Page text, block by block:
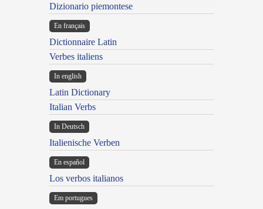
Dizionario piemontese
En français
Dictionnaire Latin
Verbes italiens
In english
Latin Dictionary
Italian Verbs
In Deutsch
Italienische Verben
En español
Los verbos italianos
Em portugues